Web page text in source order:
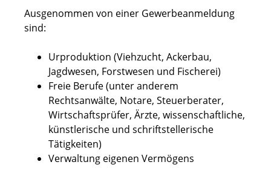
Ausgenommen von einer Gewerbeanmeldung
sind:
Urproduktion (Viehzucht, Ackerbau,
Jagdwesen, Forstwesen und Fischerei)
Freie Berufe (unter anderem
Rechtsanwälte, Notare, Steuerberater,
Wirtschaftsprüfer, Ärzte, wissenschaftliche,
künstlerische und schriftstellerische
Tätigkeiten)
Verwaltung eigenen Vermögens